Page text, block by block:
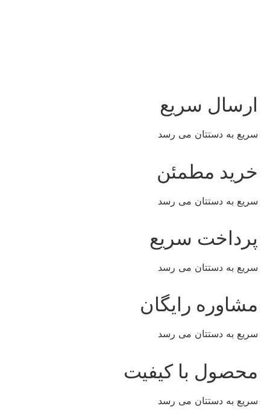
ارسال سریع
سریع به دستتان می رسد
خرید مطمئن
سریع به دستتان می رسد
پرداخت سریع
سریع به دستتان می رسد
مشاوره رایگان
سریع به دستتان می رسد
محصول با کیفیت
سریع به دستتان می رسد